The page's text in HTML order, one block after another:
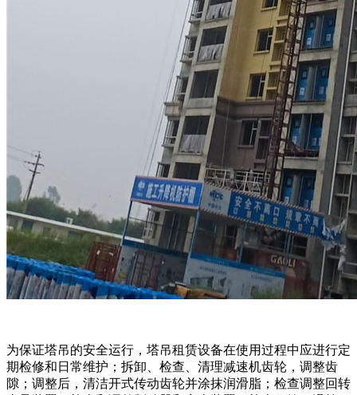
为保证塔吊的安全运行，塔吊租赁设备在使用过程中应进行定
期检修和日常维护；拆卸、检查、清理减速机齿轮，调整齿
隙；调整后，清洁开式传动齿轮并涂抹润滑脂；检查调整回转